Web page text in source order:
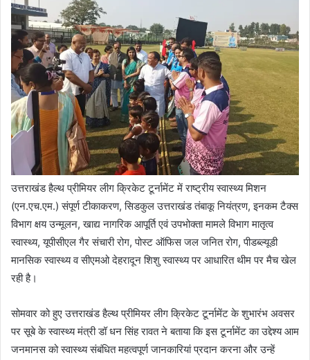
उत्तराखंड हैल्थ प्रीमियर लीग क्रिकेट टूर्नामेंट में राष्ट्रीय स्वास्थ्य मिशन
(एन.एच.एम.) संपूर्ण टीकाकरण, सिडकुल उत्तराखंड तंबाकू नियंत्रण, इनकम टैक्स
विभाग क्षय उन्मूलन, खाद्य नागरिक आपूर्ति एवं उपभोक्ता मामले विभाग मातृत्व
स्वास्थ्य, यूपीसीएल गैर संचारी रोग, पोस्ट ऑफिस जल जनित रोग, पीडब्ल्यूडी
मानसिक स्वास्थ्य व सीएमओ देहरादून शिशु स्वास्थ्य पर आधारित थीम पर मैच खेल
रही है।
सोमवार को हुए उत्तराखंड हैल्थ प्रीमियर लीग क्रिकेट टूर्नामेंट के शुभारंभ अवसर
पर सूबे के स्वास्थ्य मंत्री डॉ धन सिंह रावत ने बताया कि इस टूर्नामेंट का उद्देश्य आम
जनमानस को स्वास्थ्य संबंधित महत्वपूर्ण जानकारियां प्रदान करना और उन्हें